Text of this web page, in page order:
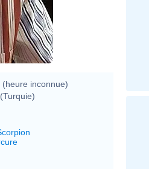
(heure inconnue)